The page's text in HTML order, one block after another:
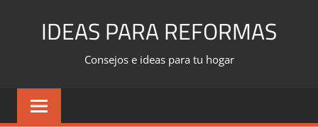
IDEAS PARA REFORMAS
Consejos e ideas para tu hogar